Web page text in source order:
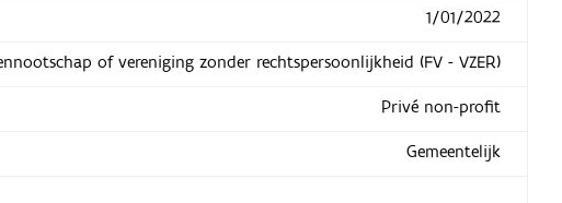
1/01/2022
of vereniging zonder rechtspersoonlijkheid (FV - VZER)
Privé non-profit
Gemeentelijk